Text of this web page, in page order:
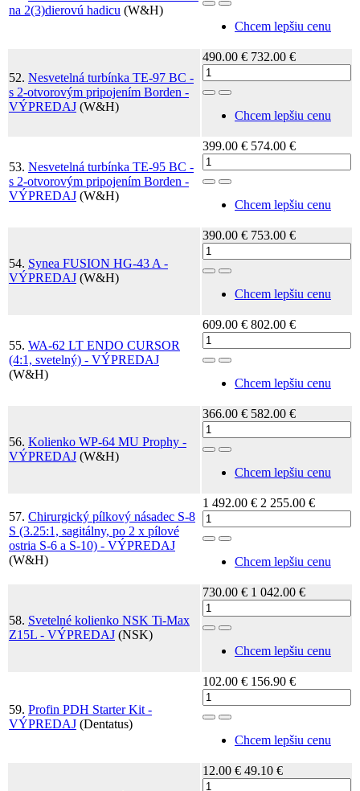
na 2(3)dierovú hadicu (W&H) Toggle Dropdown
Chcem lepšiu cenu
52. Nesvetelná turbínka TE-97 BC -
s 2-otvorovým pripojením Borden -
VÝPREDAJ (W&H)
490.00 € 732.00 €
Toggle Dropdown
Chcem lepšiu cenu
53. Nesvetelná turbínka TE-95 BC -
s 2-otvorovým pripojením Borden -
VÝPREDAJ (W&H)
399.00 € 574.00 €
Toggle Dropdown
Chcem lepšiu cenu
54. Synea FUSION HG-43 A -
VÝPREDAJ (W&H)
390.00 € 753.00 €
Toggle Dropdown
Chcem lepšiu cenu
55. WA-62 LT ENDO CURSOR
(4:1, svetelný) - VÝPREDAJ
(W&H)
609.00 € 802.00 €
Toggle Dropdown
Chcem lepšiu cenu
56. Kolienko WP-64 MU Prophy -
VÝPREDAJ (W&H)
366.00 € 582.00 €
Toggle Dropdown
Chcem lepšiu cenu
57. Chirurgický pílkový násadec S-8
S (3.25:1, sagitálny, po 2 x pílové
ostria S-6 a S-10) - VÝPREDAJ
(W&H)
1 492.00 € 2 255.00 €
Toggle Dropdown
Chcem lepšiu cenu
58. Svetelné kolienko NSK Ti-Max
Z15L - VÝPREDAJ (NSK)
730.00 € 1 042.00 €
Toggle Dropdown
Chcem lepšiu cenu
59. Profin PDH Starter Kit -
VÝPREDAJ (Dentatus)
102.00 € 156.90 €
Toggle Dropdown
Chcem lepšiu cenu
12.00 € 49.10 €